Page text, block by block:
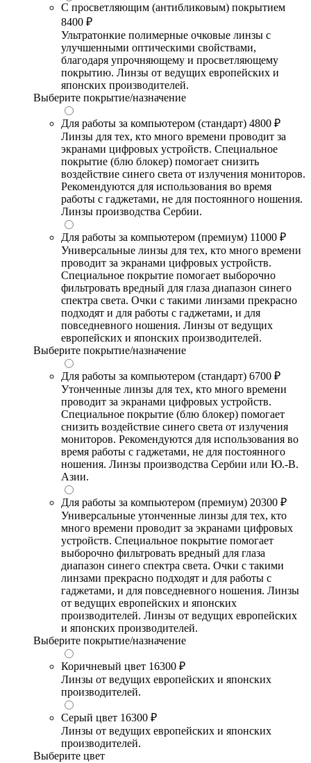
С просветляющим (антибликовым) покрытием
8400 ₽
Ультратонкие полимерные очковые линзы с
улучшенными оптическими свойствами,
благодаря упрочняющему и просветляющему
покрытию. Линзы от ведущих европейских и
японских производителей.
Выберите покрытие/назначение
Для работы за компьютером (стандарт) 4800 ₽
Линзы для тех, кто много времени проводит за
экранами цифровых устройств. Специальное
покрытие (блю блокер) помогает снизить
воздействие синего света от излучения мониторов.
Рекомендуются для использования во время
работы с гаджетами, не для постоянного ношения.
Линзы производства Сербии.
Для работы за компьютером (премиум) 11000 ₽
Универсальные линзы для тех, кто много времени
проводит за экранами цифровых устройств.
Специальное покрытие помогает выборочно
фильтровать вредный для глаза диапазон синего
спектра света. Очки с такими линзами прекрасно
подходят и для работы с гаджетами, и для
повседневного ношения. Линзы от ведущих
европейских и японских производителей.
Выберите покрытие/назначение
Для работы за компьютером (стандарт) 6700 ₽
Утонченные линзы для тех, кто много времени
проводит за экранами цифровых устройств.
Специальное покрытие (блю блокер) помогает
снизить воздействие синего света от излучения
мониторов. Рекомендуются для использования во
время работы с гаджетами, не для постоянного
ношения. Линзы производства Сербии или Ю.-В.
Азии.
Для работы за компьютером (премиум) 20300 ₽
Универсальные утонченные линзы для тех, кто
много времени проводит за экранами цифровых
устройств. Специальное покрытие помогает
выборочно фильтровать вредный для глаза
диапазон синего спектра света. Очки с такими
линзами прекрасно подходят и для работы с
гаджетами, и для повседневного ношения. Линзы
от ведущих европейских и японских
производителей. Линзы от ведущих европейских
и японских производителей.
Выберите покрытие/назначение
Коричневый цвет 16300 ₽
Линзы от ведущих европейских и японских
производителей.
Серый цвет 16300 ₽
Линзы от ведущих европейских и японских
производителей.
Выберите цвет